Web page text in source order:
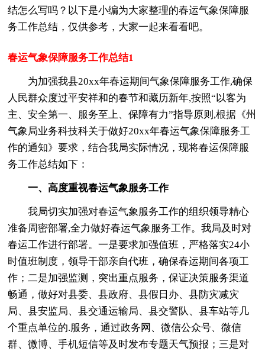
结怎么写吗？以下是小编为大家整理的春运气象保障服
务工作总结，仅供参考，大家一起来看看吧。
春运气象保障服务工作总结1
为加强我县20xx年春运期间气象保障服务工作,确保
人民群众度过平安祥和的春节和藏历新年,按照“以客为
主、安全第一、服务至上、保障有力”指导原则,根据《州
气象局业务科技科关于做好20xx年春运气象保障服务工
作的通知》要求，结合我局实际情况，现将春运保障服
务工作总结如下：
一、高度重视春运气象服务工作
我局切实加强对春运气象服务工作的组织领导精心
准备周密部署,全力做好春运气象服务工作。我局及时对
春运工作进行部署。一是要求加强值班，严格落实24小
时值班制度，领导干部亲自代班，确保春运期间各项工
作；二是加强监测，突出重点服务，保证决策服务渠道
畅通，做好对县委、县政府、县假日办、县防灾减灾
局、县安监局、县交通运输局、县交警队、县车站等几
个重点单位的.服务，通过政务网、微信公众号、微信
群、微博、手机短信等及时发布专题天气预报；三是对